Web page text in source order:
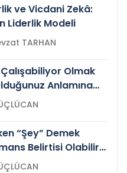
ve Vicdani Zekâ:
Liderlik Modeli
Prof.Dr. Nevzat TARHAN
Olmak
Anlamına
GÜÇLÜCAN
“Şey” Demek
Belirtisi Olabilir
GÜÇLÜCAN